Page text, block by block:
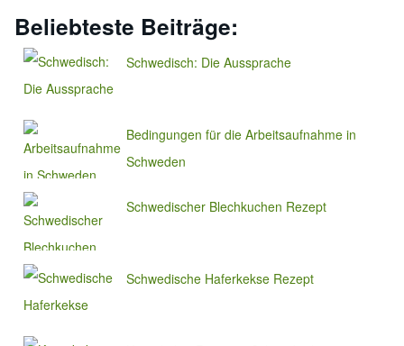
Beliebteste Beiträge:
Schwedisch: Die Aussprache
Bedingungen für die Arbeitsaufnahme in
Schweden
Schwedischer Blechkuchen Rezept
Schwedische Haferkekse Rezept